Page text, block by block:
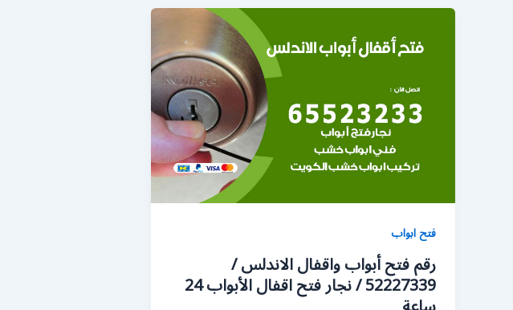
فتح ابواب
رقم فتح أبواب واقفال الاندلس /
52227339 / نجار فتح اقفال الأبواب 24